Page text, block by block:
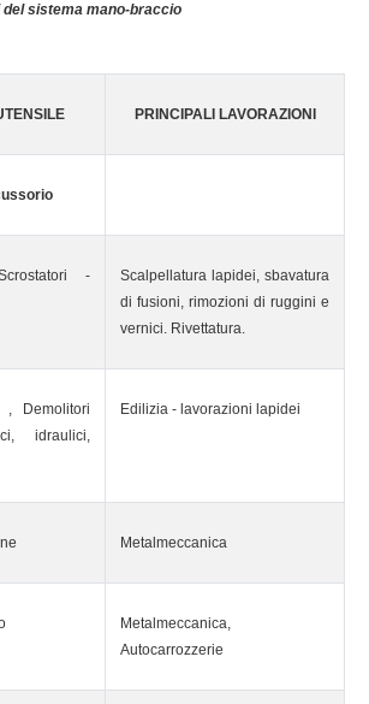
del sistema mano-braccio
PRINCIPALI LAVORAZIONI
-
Scalpellatura lapidei, sbavatura
di fusioni, rimozioni di ruggini e
vernici. Rivettatura.
, Demolitori
idraulici,
Edilizia - lavorazioni lapidei
Metalmeccanica
Metalmeccanica,
Autocarrozzerie